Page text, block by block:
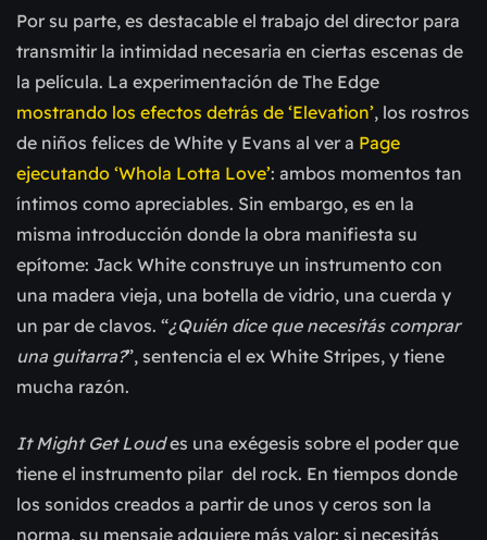
Por su parte, es destacable el trabajo del director para
transmitir la intimidad necesaria en ciertas escenas de
la película. La experimentación de The Edge
mostrando los efectos detrás de ‘Elevation’, los rostros
de niños felices de White y Evans al ver a Page
ejecutando ‘Whola Lotta Love’: ambos momentos tan
íntimos como apreciables. Sin embargo, es en la
misma introducción donde la obra manifiesta su
epítome: Jack White construye un instrumento con
una madera vieja, una botella de vidrio, una cuerda y
un par de clavos. “¿Quién dice que necesitás comprar
una guitarra?”, sentencia el ex White Stripes, y tiene
mucha razón.
It Might Get Loudes una exégesis sobre el poder que
tiene el instrumento pilar del rock. En tiempos donde
los sonidos creados a partir de unos y ceros son la
norma, su mensaje adquiere más valor: si necesitás